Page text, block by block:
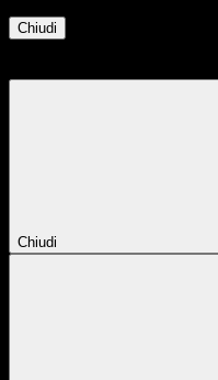
Chiudi
Chiudi